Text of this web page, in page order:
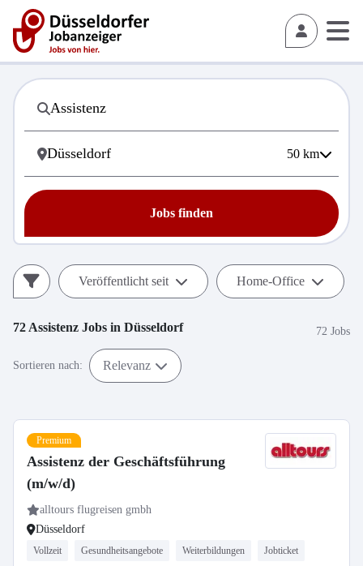
50 km
Jobs finden
Veröffentlicht seit Home-Office
72 Assistenz Jobs in Düsseldorf 72 Jobs
Sortieren nach: Relevanz
Premium
Assistenz der Geschäftsführung
(m/w/d)
alltours flugreisen gmbh
Düsseldorf
Vollzeit Gesundheitsangebote Weiterbildungen Jobticket